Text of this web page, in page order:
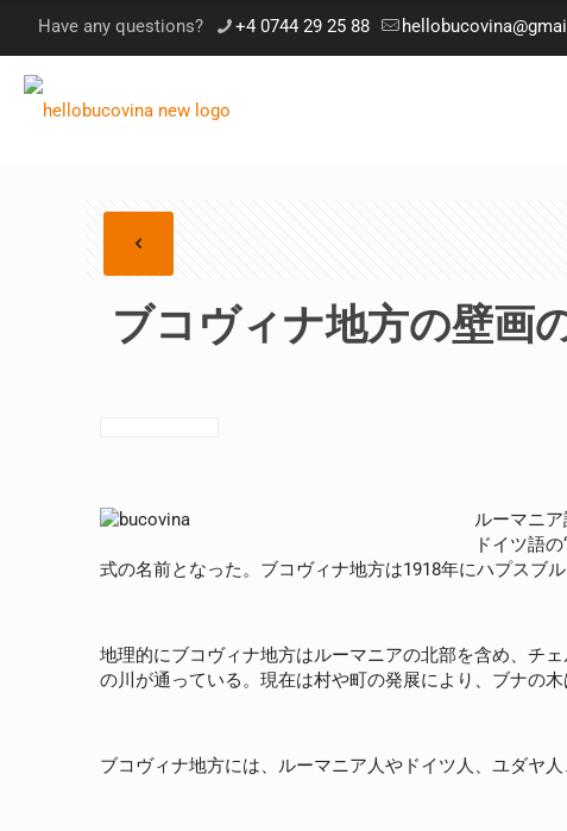
Have any questions? +4 0744 29 25 88
ブコヴィナ地方の壁画
ルーマニ
ドイツ語
式の名前となった。ブコヴィナ地方は1918年にハプスブル
地理的にブコヴィナ地方はルーマニアの北部を含め、チ
の川が通っている。現在は村や町の発展により、ブナの
ブコヴィナ地方には、ルーマニア人やドイツ人、ユダヤ